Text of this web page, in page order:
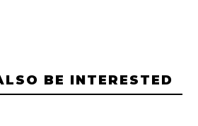
BE INTERESTED